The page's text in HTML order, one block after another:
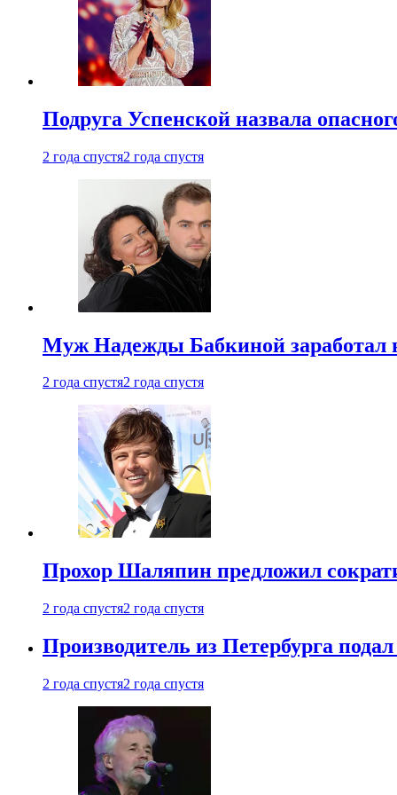
Подруга Успенской назвала
2 года спустя2 года спустя
Муж Надежды Бабкиной заработал
2 года спустя2 года спустя
Прохор Шаляпин предложил
2 года спустя2 года спустя
Производитель из Петербурга
2 года спустя2 года спустя